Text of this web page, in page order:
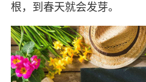
根，到春天就会发芽。